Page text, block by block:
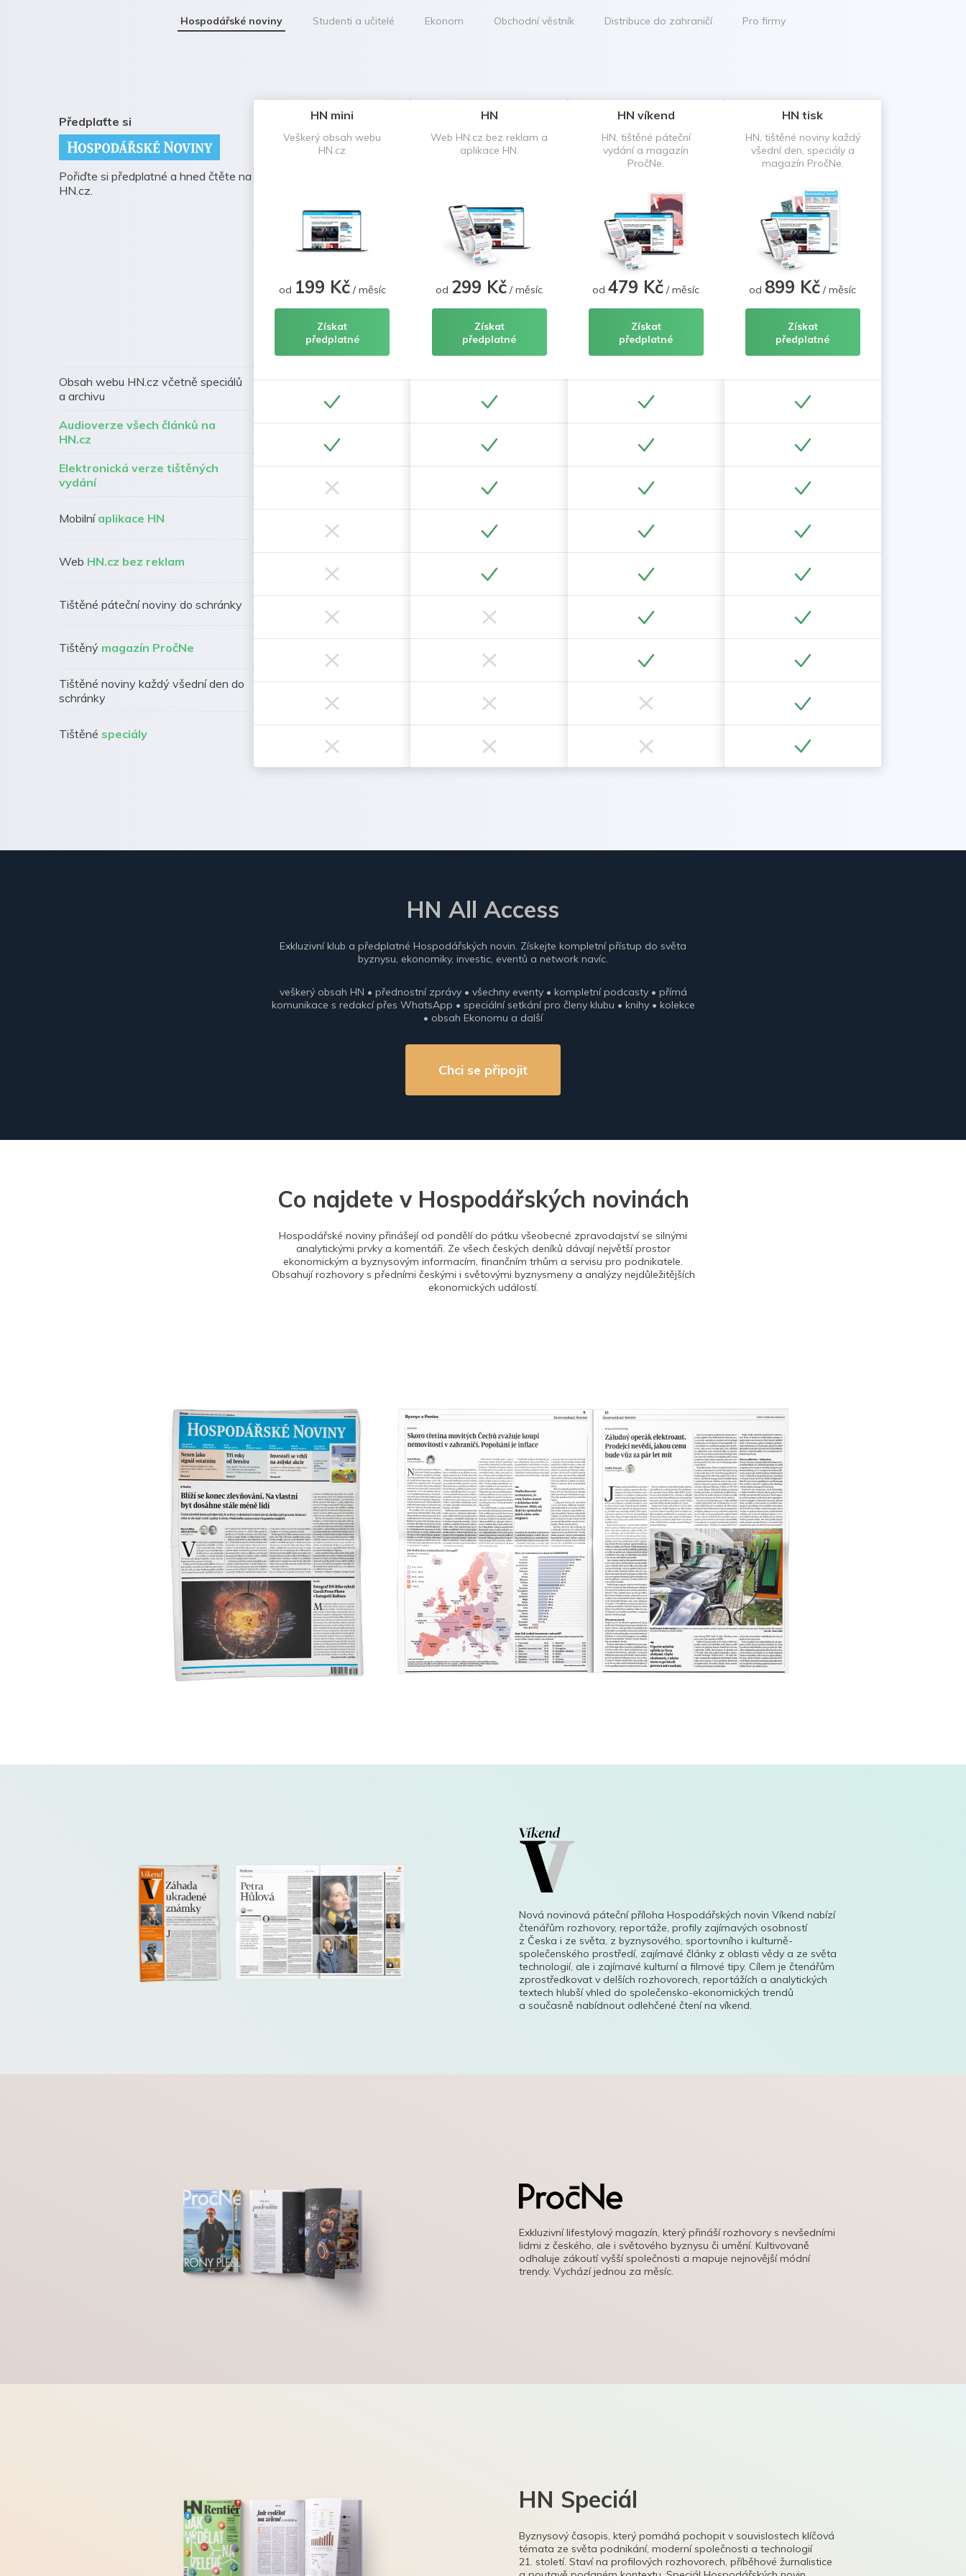
Hospodářské noviny Studenti a učitelé Ekonom Obchodní věstník Distribuce do zahraničí Pro firmy
Předplaťte si
Pořiďte si předplatné a hned čtěte na
HN.cz.
Obsah webu HN.cz včetně speciálů
a archivu
Audioverze všech článků na
HN.cz
Elektronická verze tištěných
vydání
Mobilní aplikace HN
Web HN.cz bez reklam
Tištěné páteční noviny do schránky
Tištěný magazín PročNe
Tištěné noviny každý všední den do
schránky
Tištěné speciály
HN mini
Veškerý obsah webu
HN.cz
od 199 Kč/ měsíc
Získat
předplatné
HN
Web HN.cz bez reklam a
aplikace HN.
od 299 Kč / měsíc
Získat
předplatné
HN víkend
HN, tištěné páteční
vydání a magazín
PročNe.
od479 Kč / měsíc
Získat
předplatné
HN tisk
HN, tištěné noviny každý
všední den, speciály a
magazín PročNe.
od 899 Kč / měsíc
Získat
předplatné
HN All Access
Exkluzivní klub a předplatné Hospodářských novin. Získejte kompletní přístup do světa
byznysu, ekonomiky, investic, eventů a network navíc.
veškerý obsah HN • přednostní zprávy • všechny eventy • kompletní podcasty • přímá
komunikace s redakcí přes WhatsApp • speciální setkání pro členy klubu • knihy • kolekce
• obsah Ekonomu a další
Chci se připojit
Co najdete v Hospodářských novinách
Hospodářské noviny přinášejí od pondělí do pátku všeobecné zpravodajství se silnými
analytickými prvky a komentáři. Ze všech českých deníků dávají největší prostor
ekonomickým a byznysovým informacím, finančním trhům a servisu pro podnikatele.
Obsahují rozhovory s předními českými i světovými byznysmeny a analýzy nejdůležitějších
ekonomických událostí.
Nová novinová páteční příloha Hospodářských novin Víkend nabízí
čtenářům rozhovory, reportáže, profily zajímavých osobností
z Česka i ze světa, z byznysového, sportovního i kulturně-
společenského prostředí, zajímavé články z oblasti vědy a ze světa
technologií, ale i zajímavé kulturní a filmové tipy. Cílem je čtenářům
zprostředkovat v delších rozhovorech, reportážích a analytických
textech hlubší vhled do společensko-ekonomických trendů
a současně nabídnout odlehčené čtení na víkend.
Exkluzivní lifestylový magazín, který přináší rozhovory s nevšedními
lidmi z českého, ale i světového byznysu či umění. Kultivovaně
odhaluje zákoutí vyšší společnosti a mapuje nejnovější módní
trendy. Vychází jednou za měsíc.
HN Speciál
Byznysový časopis, který pomáhá pochopit v souvislostech klíčová
témata ze světa podnikání, moderní společnosti a technologií
21. století. Staví na profilových rozhovorech, příběhové žurnalistice